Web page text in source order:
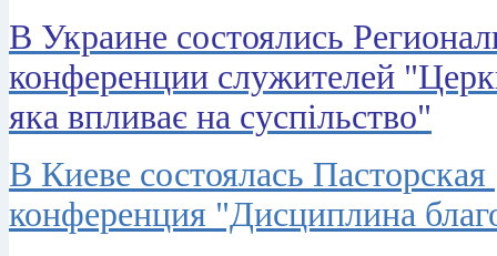
В Украине состоялись
конференции служителей
яка впливає на суспільство"
В Киеве состоялась Пасторская
конференция "Дисциплина